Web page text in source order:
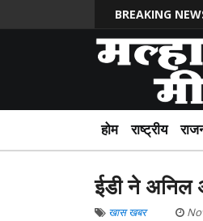
BREAKING
होम राष्ट्रीय
ईडी ने अनिल
खास खबर